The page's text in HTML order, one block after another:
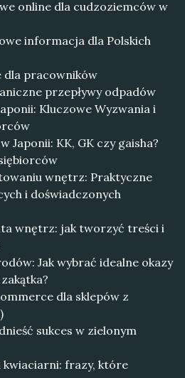
online dla cudzoziemców w
informacja dla Polskich
dla pracowników
przepływy odpadów
Kluczowe Wyzwania i
Japonii: KK, GK czy gaisha?
wnętrz: Praktyczne
i doświadczonych
wnętrz: jak tworzyć treści i
Jak wybrać idealne okazy
dla sklepów z
sukces w zielonym
kwiaciarni: frazy, które